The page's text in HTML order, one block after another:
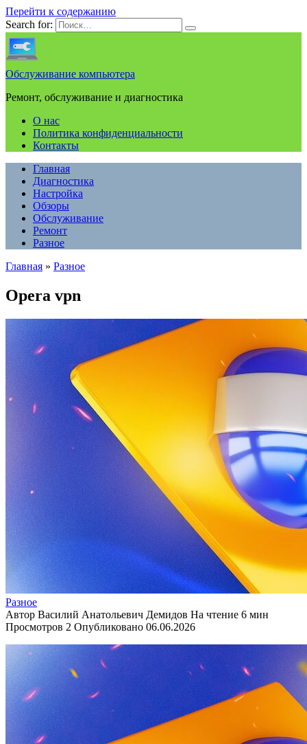
Перейти к содержанию
Search for:
Обслуживание компьютера
Ремонт, обслуживание и диагностика
О нас
Политика конфиденциальности
Контакты
Главная
Диагностика
Настройка
Обзоры
Обслуживание
Ремонт
Разное
Главная » Разное
Opera vpn
Разное
Автор Василий Анатольевич Демидов На чтение 6 мин
Просмотров 2 Опубликовано 06.06.2026